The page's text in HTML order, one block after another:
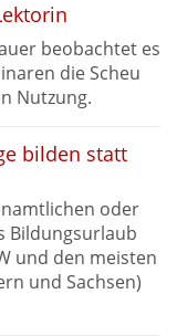
beobachtet es
die Scheu
Nutzung.
bilden statt
oder
Bildungsurlaub
und den meisten
und Sachsen)